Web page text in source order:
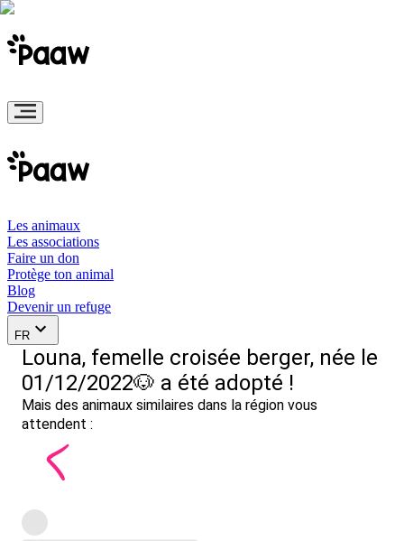
Les animaux
Les associations
Faire un don
Protège ton animal
Blog
Devenir un refuge
FR
Louna, femelle croisée berger, née le
01/12/2022🐶 a été adopté !
Mais des animaux similaires dans la région vous
attendent :